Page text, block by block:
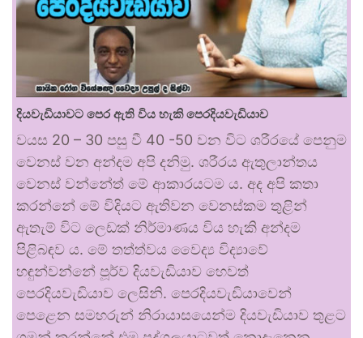
දියවැඩියාවට පෙර ඇති විය හැකි පෙරදියවැඩියාව
වයස 20 – 30 පසු වී 40 -50 වන විට ශරීරයේ පෙනුම
වෙනස් වන අන්දම අපි දනිමු. ශරීරය ඇතුලාන්තය
වෙනස් වන්නේත් මේ ආකාරයටම ය. අද අපි කතා
කරන්නේ මේ විදියට ඇතිවන වෙනස්කම තුළින්
ඇතැම් විට ලෙඩක් නිර්මාණය විය හැකි අන්දම
පිළිබඳව ය. මේ තත්ත්වය වෛද්‍ය විද්‍යාවේ
හඳුන්වන්නේ පූර්ව දියවැඩියාව හෙවත්
පෙරදියවැඩියාව ලෙසිනි. පෙරදියවැඩියාවෙන්
පෙළෙන සමහරුන් නිරායාසයෙන්ම දියවැඩියාව තුළට